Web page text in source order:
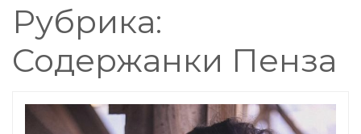
Рубрика:
Содержанки Пенза